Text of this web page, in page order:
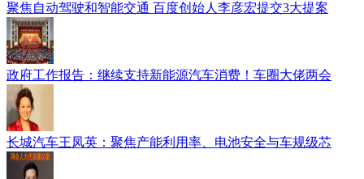
聚焦自动驾驶和智能交通 百度创始人李彦宏提交3大提案
政府工作报告：继续支持新能源汽车消费！车圈大佬两会
长城汽车王凤英：聚焦产能利用率、电池安全与车规级芯